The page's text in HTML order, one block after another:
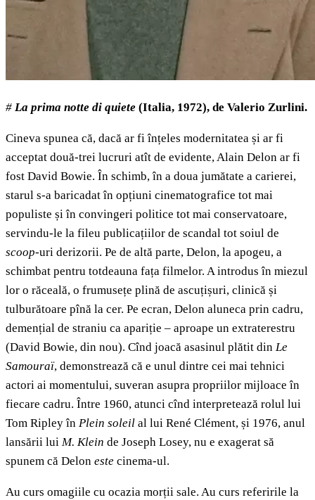
# La prima notte di quiete (Italia, 1972), de Valerio Zurlini.
Cineva spunea că, dacă ar fi înțeles modernitatea și ar fi
acceptat două-trei lucruri atît de evidente, Alain Delon ar fi
fost David Bowie. În schimb, în a doua jumătate a carierei,
starul s-a baricadat în opțiuni cinematografice tot mai
populiste și în convingeri politice tot mai conservatoare,
servindu-le la fileu publicațiilor de scandal tot soiul de
scoop-uri derizorii. Pe de altă parte, Delon, la apogeu, a
schimbat pentru totdeauna fața filmelor. A introdus în miezul
lor o răceală, o frumusețe plină de ascuțișuri, clinică și
tulburătoare pînă la cer. Pe ecran, Delon aluneca prin cadru,
demențial de straniu ca apariție – aproape un extraterestru
(David Bowie, din nou). Cînd joacă asasinul plătit din Le
Samouraï, demonstrează că e unul dintre cei mai tehnici
actori ai momentului, suveran asupra propriilor mijloace în
fiecare cadru. Între 1960, atunci cînd interpretează rolul lui
Tom Ripley în Plein soleil al lui René Clément, și 1976, anul
lansării lui M. Klein de Joseph Losey, nu e exagerat să
spunem că Delon este cinema-ul.
Au curs omagiile cu ocazia morții sale. Au curs referirile la